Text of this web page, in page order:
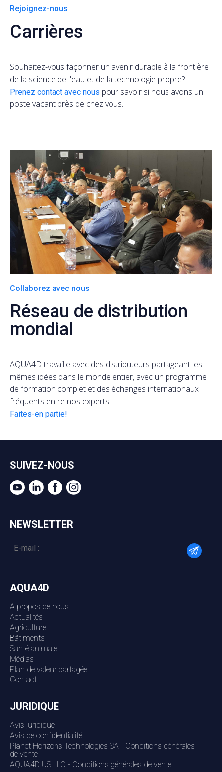
Rejoignez-nous
Carrières
Souhaitez-vous façonner un avenir durable à la frontière
de la science de l'eau et de la technologie propre?
Prenez contact avec nous pour savoir si nous avons un
poste vacant près de chez vous.
Collaborez avec nous
Réseau de distribution
mondial
AQUA4D travaille avec des distributeurs partageant les
mêmes idées dans le monde entier, avec un programme
de formation complet et des échanges internationaux
fréquents entre nos experts.
Faites-en partie!
SUIVEZ-NOUS
NEWSLETTER
AQUA4D
A propos de nous
Actualités
Agriculture
Bâtiments
Santé animale
Médias
Plan de valeur partagée
Contact
JURIDIQUE
Avis juridique
Avis de confidentialité
Planet Horizons Technologies SA - Conditions générales
de vente
AQUA4D US LLC - Conditions générales de vente